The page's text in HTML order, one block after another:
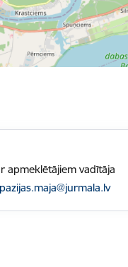
apmeklētājiem vadītāja